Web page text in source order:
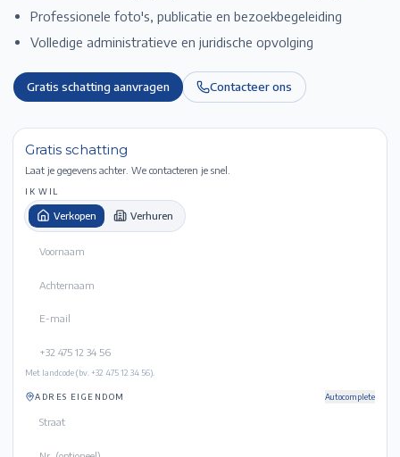
Professionele foto's, publicatie en bezoekbegeleiding
Volledige administratieve en juridische opvolging
Gratis schatting aanvragen Contacteer ons
Gratis schatting
Laat je gegevens achter. We contacteren je snel.
IK WIL
Verkopen Verhuren
Met landcode (bv. +32 475 12 34 56).
ADRES EIGENDOM Autocomplete